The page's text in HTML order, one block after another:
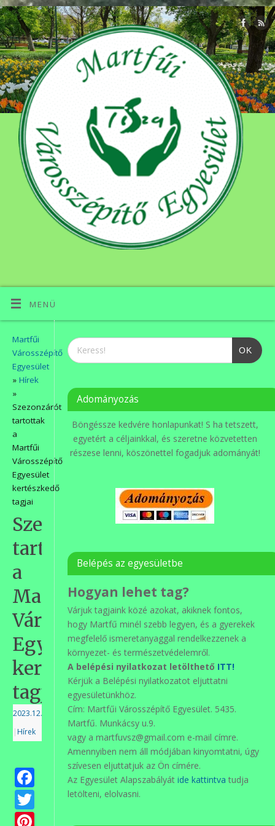
MENÜ
Martfűi
Városszépítő
Egyesület
»Hírek
»
Szezonzárót
tartottak
a
Martfűi
Városszépítő
Egyesület
kertészkedő
tagjai
Szezonzárót
tartottak
a
Martfűi
Városszépítő
Egyesület
kertészkedő
tagjai
2023.12.08.
|Hírek
Facebook
Twitter
OK
Adományozás
Böngéssze kedvére honlapunkat! S ha tetszett,
egyetért a céljainkkal, és szeretne közvetetten
részese lenni, köszönettel fogadjuk adományát!
Belépés az egyesületbe
Hogyan lehet tag?
Várjuk tagjaink közé azokat, akiknek fontos,
hogy Martfű minél szebb legyen, és a gyerekek
megfelelő ismeretanyaggal rendelkezzenek a
környezet- és természetvédelemről.
A belépési nyilatkozat letölthető ITT!
Kérjük a Belépési nyilatkozatot eljuttatni
egyesületünkhöz.
Cím: Martfűi Városszépítő Egyesület. 5435.
Martfű. Munkácsy u.9.
vagy a martfuvsz@gmail.com e-mail címre.
Amennyiben nem áll módjában kinyomtatni, úgy
szívesen eljuttatjuk az Ön címére.
Az Egyesület Alapszabályát ide kattintva tudja
letölteni, elolvasni.